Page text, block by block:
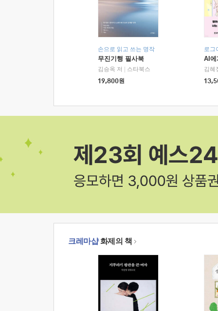
손으로 읽고 쓰는 명작
무진기행 필사북
김승옥 저
스타북스
19,800원
로그
AI에
김혜
크레마샵화제의 책